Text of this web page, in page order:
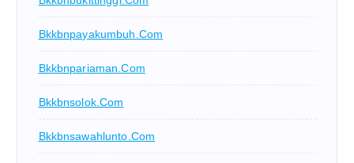
Bkkbnpayakumbuh.com
Bkkbnpariaman.com
Bkkbnsolok.com
Bkkbnsawahlunto.com